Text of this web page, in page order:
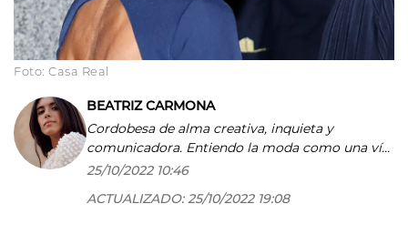
Foto: Casa Real
BEATRIZ CARMONA
Cordobesa de alma creativa, inquieta y
comunicadora. Entiendo la moda como una vía
de expresión imprescindible y la gastronomía
del mundo. Observo para contarte la belleza de
25/10/2022 10:46
ACTUALIZADO:25/10/2022 19:08